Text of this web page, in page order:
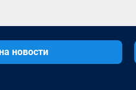
новости